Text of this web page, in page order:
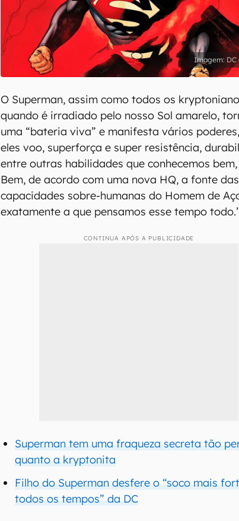
DC
O Superman, assim como todos os
quando é irradiado pelo nosso Sol amarelo,
uma “bateria viva” e manifesta vários
eles voo, superforça e super resistência,
entre outras habilidades que conhecemos
Bem, de acordo com uma nova HQ, a fonte das
capacidades sobre-humanas do Homem de
exatamente a que pensamos esse tempo todo.’
CONTINUA APÓS A PUBLICIDADE
Superman tem uma fraqueza secreta tão
quanto a kryptonita
Filho do Superman desfere o “soco mais
todos os tempos” da DC